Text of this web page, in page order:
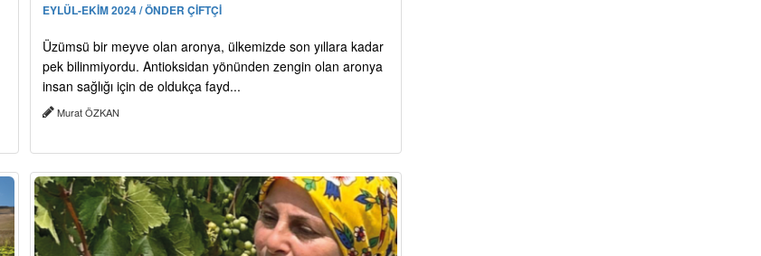
EYLÜL-EKİM 2024 / ÖNDER ÇİFTÇİ
Üzümsü bir meyve olan aronya, ülkemizde son yıllara kadar
pek bilinmiyordu. Antioksidan yönünden zengin olan aronya
insan sağlığı için de oldukça fayd...
Murat ÖZKAN